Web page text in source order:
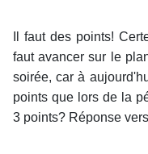
Il faut des points!
faut avancer sur le
soirée, car à
points que lors de la
3 points? Réponse